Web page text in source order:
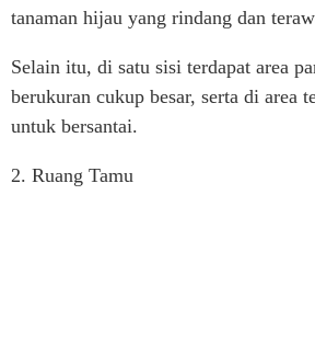
tanaman hijau yang rindang dan
Selain itu, di satu sisi terdapat area
berukuran cukup besar, serta di area
untuk bersantai.
2. Ruang Tamu